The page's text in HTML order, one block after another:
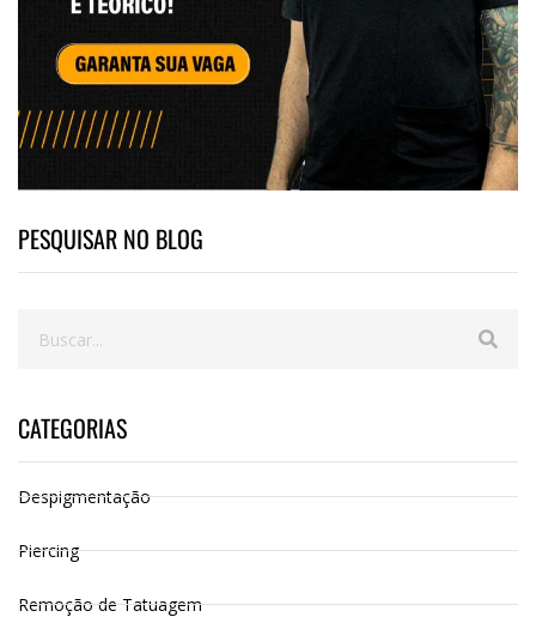
PESQUISAR NO BLOG
CATEGORIAS
Despigmentação
Piercing
Remoção de Tatuagem